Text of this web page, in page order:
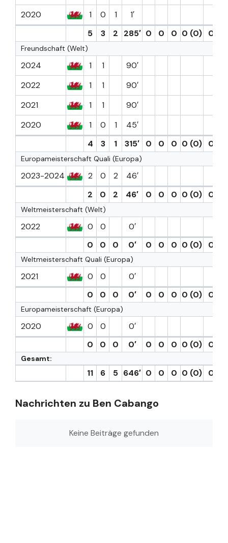
2020 1 0 1
1′
5
3 2 285′ 0 0 0 0 (0) 0
Freundschaft (Welt)
2024 1 1
90′
2022
1 1
90′
2021
1 1
90′
2020
1 0 1
45′
4
3 1 315′ 0 0 0 0 (0) 0
Europameisterschaft Quali (Europa)
2023-2024 2 0 2
46′
2
0 2 46′ 0 0 0 0 (0) 0
Weltmeisterschaft (Welt)
2022 0 0
0′
0
0 0 0′ 0 0 0 0 (0) 0
Weltmeisterschaft Quali (Europa)
2021 0 0
0′
0
0 0 0′ 0 0 0 0 (0) 0
Europameisterschaft (Europa)
2020 0 0
0′
0
0 0 0′ 0 0 0 0 (0) 0
Gesamt:
11 6 5 646′ 0 0 0 0 (0) 0
Nachrichten zu Ben Cabango
Keine Beiträge gefunden